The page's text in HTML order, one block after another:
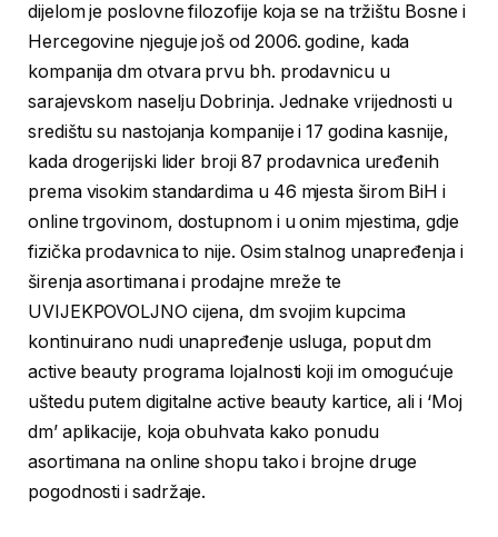
dijelom je poslovne filozofije koja se na tržištu Bosne i
Hercegovine njeguje još od 2006. godine, kada
kompanija dm otvara prvu bh. prodavnicu u
sarajevskom naselju Dobrinja. Jednake vrijednosti u
središtu su nastojanja kompanije i 17 godina kasnije,
kada drogerijski lider broji 87 prodavnica uređenih
prema visokim standardima u 46 mjesta širom BiH i
online trgovinom, dostupnom i u onim mjestima, gdje
fizička prodavnica to nije. Osim stalnog unapređenja i
širenja asortimana i prodajne mreže te
UVIJEKPOVOLJNO cijena, dm svojim kupcima
kontinuirano nudi unapređenje usluga, poput dm
active beauty programa lojalnosti koji im omogućuje
uštedu putem digitalne active beauty kartice, ali i ‘Moj
dm’ aplikacije, koja obuhvata kako ponudu
asortimana na online shopu tako i brojne druge
pogodnosti i sadržaje.